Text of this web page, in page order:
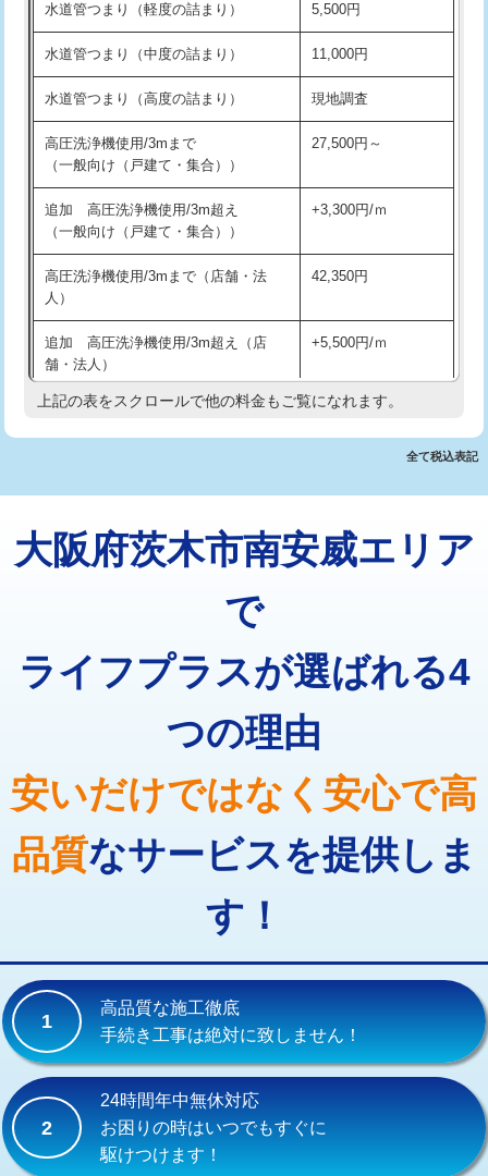
洗面台設置 38,500円
化粧台設置 22,000円
追加人工 16,500円
廃棄・処分 現場見積
※給水管工事は20mmまでの価格です。
交換・取付(排水栓・排水トラップ
22,000円+材料費
持込商品取付（混合水栓）
持込商品取付（浄水器・分岐水栓） 16,500円
業）
排水管工事（追加 排水管工事/3ｍ超
え）
マス交換（土の掘削・埋め戻し作業） 11,000円~
マス交換（深さ50㎝以上） 66,000円
コンクリート斫り（厚さ10㎝超え）
モルタル補修（厚さ10㎝まで） 27,500円
16,500円
廃棄・処分 現場見積
水道管つまり（軽度の詰まり） 5,500円
水道管つまり（中度の詰まり） 11,000円
水道管つまり（高度の詰まり） 現地調査
高圧洗浄機使用/3mまで
（一般向け（戸建て・集合））
27,500円～
追加 高圧洗浄機使用/3m超え
（一般向け（戸建て・集合））
+3,300円/ｍ
高圧洗浄機使用/3mまで（店舗・法
人）
42,350円
追加 高圧洗浄機使用/3m超え（店
舗・法人）
+5,500円/ｍ
高度高圧洗浄換 現地調査
トーラー機使用/3mまで 33,000円
追加トーラー機使用/3m超え +3,300円
止水・漏水調査・防水処理・清掃・修
11,000円
止水・漏水調査・防水処理・清掃・修
22,000円
止水・漏水調査・防水処理・清掃・修
理・調整・分解・加工など（重作業）
33,000円
その他部品の脱着 8,800円～
交換・取付(単水栓（壁付・デッキ
式）)
13,200円+材料費
交換・取付(混合水栓（壁付・デッキ
式・ワンホール）)
16,500円+材料費
交換・取付(排水栓・排水トラップ
（P/S/ポップアップ））
交換・取付（その他部品）
上記の表をスクロールで他の料金もご覧になれます。
全て税込表記
大阪府茨木市南安威エリア
で
ライフプラスが選ばれる4
つの理由
安いだけではなく安心で高
品質なサービスを提供しま
す！
1
高品質な施工徹底
手続き工事は絶対に致しません！
2
24時間年中無休対応
お困りの時はいつでもすぐに
駆けつけます！